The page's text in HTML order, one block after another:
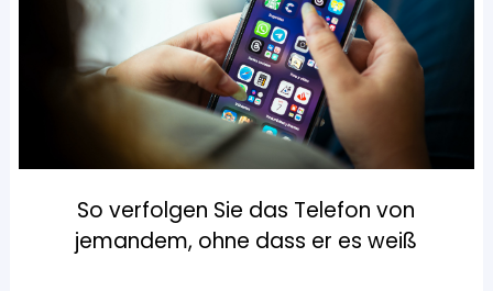
So verfolgen Sie das Telefon von
jemandem, ohne dass er es weiß